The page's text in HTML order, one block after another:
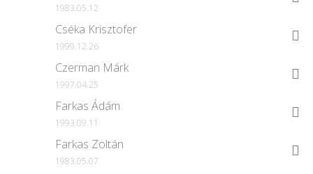
1983.05.12
Cséka Krisztofer
1999.12.26
Czerman Márk
1997.04.25
Farkas Ádám
1993.09.11
Farkas Zoltán
1983.05.07